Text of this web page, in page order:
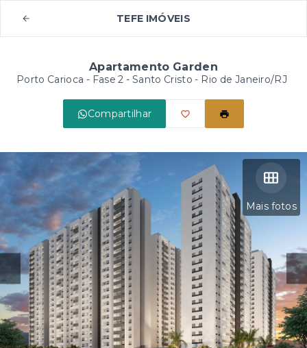
TEFE IMÓVEIS
Apartamento Garden
Porto Carioca - Fase 2 -Santo Cristo - Rio de Janeiro/RJ
Compartilhar
Mais fotos